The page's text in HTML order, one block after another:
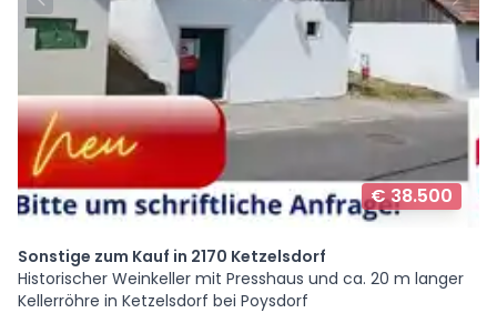
€ 38.500
Sonstige zum Kauf in 2170 Ketzelsdorf
Historischer Weinkeller mit Presshaus und ca. 20 m langer
Kellerröhre in Ketzelsdorf bei Poysdorf